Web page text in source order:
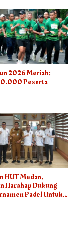
2026 Meriah:
Peserta
HUT Medan,
Harahap Dukung
Padel Untuk